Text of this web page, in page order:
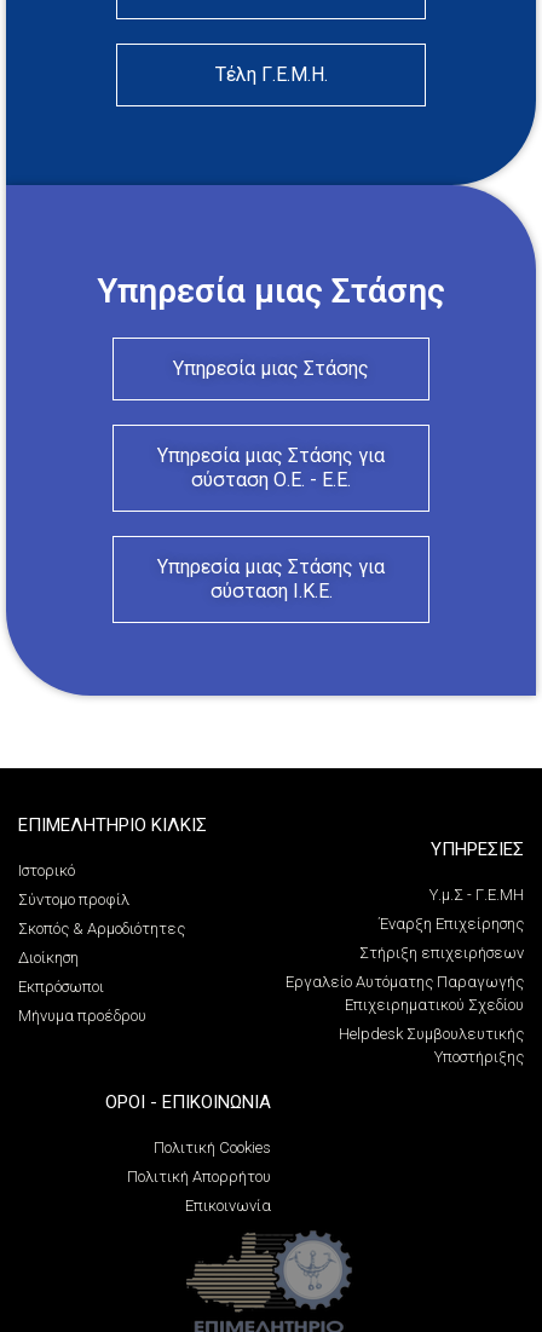
Τέλη Γ.Ε.Μ.Η.
Υπηρεσία μιας Στάσης
Υπηρεσία μιας Στάσης
Υπηρεσία μιας Στάσης για
σύσταση Ο.Ε. - Ε.Ε.
Υπηρεσία μιας Στάσης για
σύσταση Ι.Κ.Ε.
ΕΠΙΜΕΛΗΤΗΡΙΟ ΚΙΛΚΙΣ
Ιστορικό
Σύντομο προφίλ
Σκοπός & Αρμοδιότητες
Διοίκηση
Εκπρόσωποι
Μήνυμα προέδρου
ΥΠΗΡΕΣΙΕΣ
Υ.μ.Σ - Γ.Ε.ΜΗ
Έναρξη Επιχείρησης
Στήριξη επιχειρήσεων
Εργαλείο Αυτόματης Παραγωγής
Επιχειρηματικού Σχεδίου
Helpdesk Συμβουλευτικής
Υποστήριξης
ΌΡΟΙ - ΕΠΙΚΟΙΝΩΝΊΑ
Πολιτική Cookies
Πολιτική Απορρήτου
Επικοινωνία